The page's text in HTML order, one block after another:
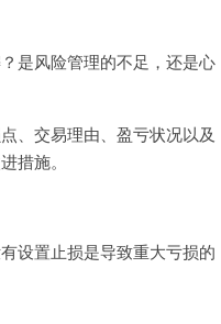
是风险管理的不足，还是心
、交易理由、盈亏状况以及
措施。
设置止损是导致重大亏损的